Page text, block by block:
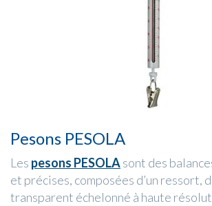
Pesons PESOLA
Les pesons PESOLAsont des
et précises, composées d’un ressort,
transparent échelonné à haute